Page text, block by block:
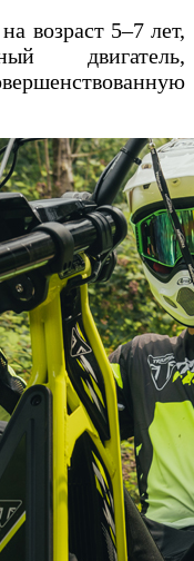
возраст 5–7 лет,
двигатель,